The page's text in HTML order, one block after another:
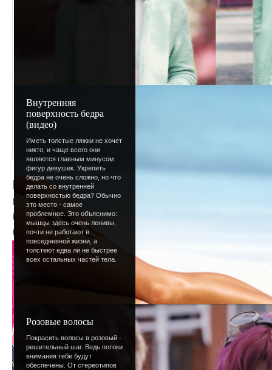
Внутренняя
поверхность бедра
(видео)
Иметь толстые ляжки не хочет
никто, и чаще всего они
являются главным минусом
фигур девушек. Укрепить
бедра не очень сложно, но что
делать со внутренней
поверхностью бедра? Обычно
это место - самое
проблемное. Это объяснимо:
мышцы здесь очень ленивы,
почти не работают в
повседневной жизни, а
толстеют едва ли не быстрее
всех остальных частей тела.
Розовые волосы
Покрасить волосы в розовый -
решительный шаг. Ведь потоки
внимания тебе будут
обеспечены. От стереотипов
Как бы не банально звучало- я
вопросы, обращайтесь. Обновлений
бы пораньше все сделала, но... Пока
Отвыкла от инета. Так что, подождите